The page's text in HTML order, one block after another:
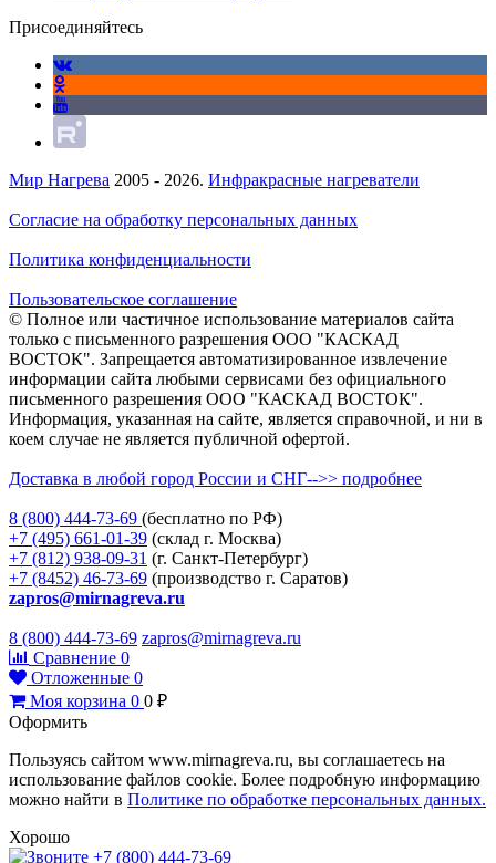
Присоединяйтесь
Мир Нагрева 2005 - 2026. Инфракрасные нагреватели
Согласие на обработку персональных данных
Политика конфиденциальности
Пользовательское соглашение
© Полное или частичное использование материалов сайта
только с письменного разрешения ООО "КАСКАД
ВОСТОК". Запрещается автоматизированное извлечение
информации сайта любыми сервисами без официального
письменного разрешения ООО "КАСКАД ВОСТОК".
Информация, указанная на сайте, является справочной, и ни в
коем случае не является публичной офертой.
Доставка в любой город России и СНГ-->> подробнее
8 (800) 444-73-69 (бесплатно по РФ)
+7 (495) 661-01-39 (склад г. Москва)
+7 (812) 938-09-31 (г. Санкт-Петербург)
+7 (8452) 46-73-69 (производство г. Саратов)
zapros@mirnagreva.ru
8 (800) 444-73-69 zapros@mirnagreva.ru
Сравнение 0
Отложенные 0
Моя корзина 0 0 ₽
Оформить
Пользуясь сайтом www.mirnagreva.ru, вы соглашаетесь на
использование файлов cookie. Более подробную информацию
можно найти в Политике по обработке персональных данных.
Хорошо